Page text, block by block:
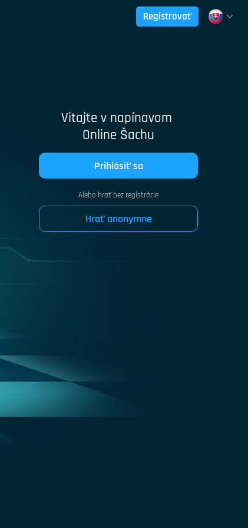
Registrovať
Vitajte v napínavom
Online Šachu
Prihlásiť sa
Alebo hrať bez registrácie
Hrať anonymne